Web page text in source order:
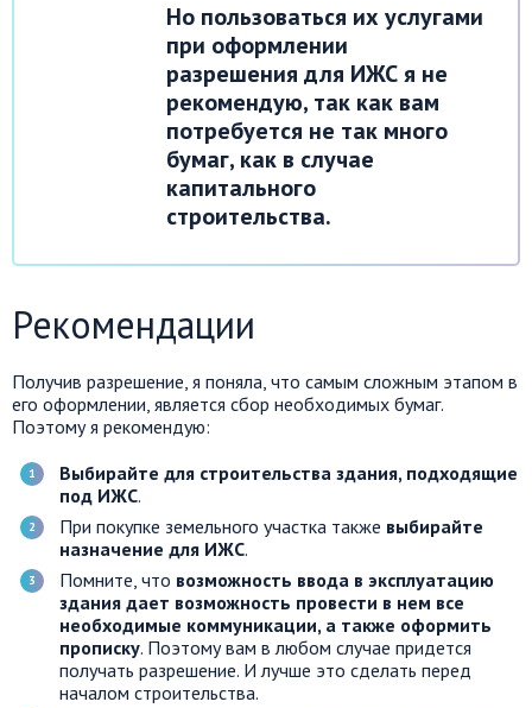
Но пользоваться их услугами
при оформлении
разрешения для ИЖС я не
рекомендую, так как вам
потребуется не так много
бумаг, как в случае
капитального
строительства.
Рекомендации
Получив разрешение, я поняла, что самым сложным этапом в
его оформлении, является сбор необходимых бумаг.
Поэтому я рекомендую:
Выбирайте для строительства здания, подходящие
под ИЖС.
При покупке земельного участка также выбирайте
назначение для ИЖС.
Помните, что возможность ввода в эксплуатацию
здания дает возможность провести в нем все
необходимые коммуникации, а также оформить
прописку. Поэтому вам в любом случае придется
получать разрешение. И лучше это сделать перед
началом строительства.